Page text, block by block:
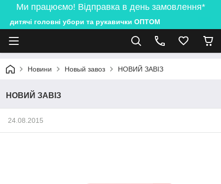
Ми працюємо! Відправка в день замовлення*
дитячі головні убори та рукавички ОПТОМ
Новини Новый завоз НОВИЙ ЗАВІЗ
НОВИЙ ЗАВІЗ
24.08.2015